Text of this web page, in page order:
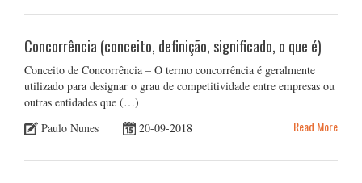
Concorrência (conceito, definição, significado, o que é)
Conceito de Concorrência – O termo concorrência é geralmente
utilizado para designar o grau de competitividade entre empresas ou
outras entidades que (…)
Paulo Nunes
20-09-2018 Read More